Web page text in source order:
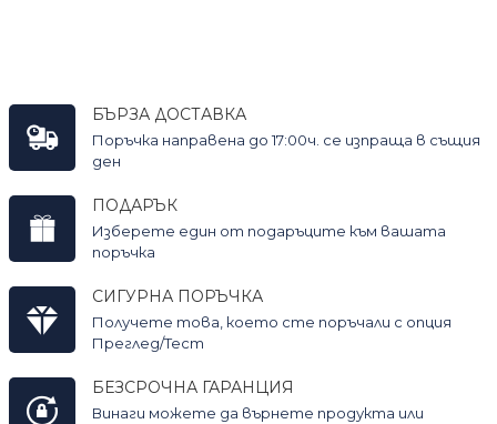
БЪРЗА ДОСТАВКА
Поръчка направена до 17:00ч. се изпраща в същия
ден
ПОДАРЪК
Изберете един от подаръците към вашата
поръчка
СИГУРНА ПОРЪЧКА
Получете това, което сте поръчали с опция
Преглед/Тест
БЕЗСРОЧНА ГАРАНЦИЯ
Винаги можете да върнете продукта или